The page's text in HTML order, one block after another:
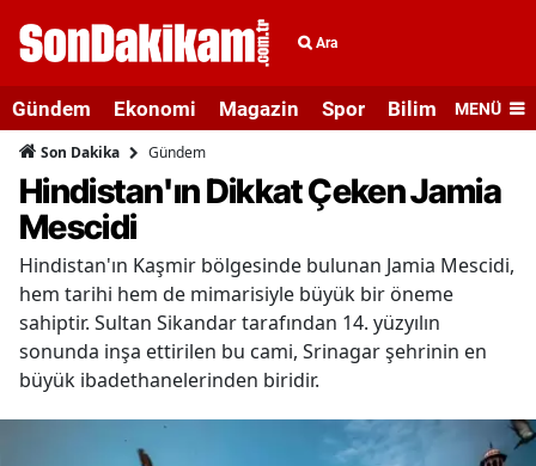
Ara
Gündem Ekonomi Magazin Spor Bilim veMENÜ
Son Dakika Gündem
Hindistan'ın Dikkat Çeken Jamia
Mescidi
Hindistan'ın Kaşmir bölgesinde bulunan Jamia Mescidi,
hem tarihi hem de mimarisiyle büyük bir öneme
sahiptir. Sultan Sikandar tarafından 14. yüzyılın
sonunda inşa ettirilen bu cami, Srinagar şehrinin en
büyük ibadethanelerinden biridir.